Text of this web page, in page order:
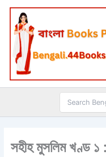
Skip
content
Search
for:
সহীহ মুসলিম খণ্ড ১